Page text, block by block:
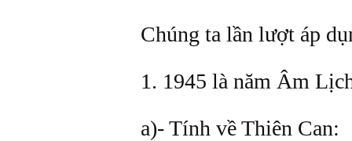
Chúng ta lần lượt áp
1. 1945 là năm Âm
a)- Tính về Thiên Can: